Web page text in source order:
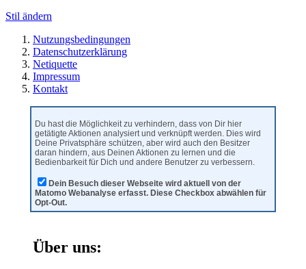
Stil ändern
Nutzungsbedingungen
Datenschutzerklärung
Netiquette
Impressum
Kontakt
Du hast die Möglichkeit zu verhindern, dass von Dir hier
getätigte Aktionen analysiert und verknüpft werden. Dies wird
Deine Privatsphäre schützen, aber wird auch den Besitzer
daran hindern, aus Deinen Aktionen zu lernen und die
Bedienbarkeit für Dich und andere Benutzer zu verbessern.
Dein Besuch dieser Webseite wird aktuell von der
Matomo Webanalyse erfasst. Diese Checkbox abwählen für
Opt-Out.
Über uns: